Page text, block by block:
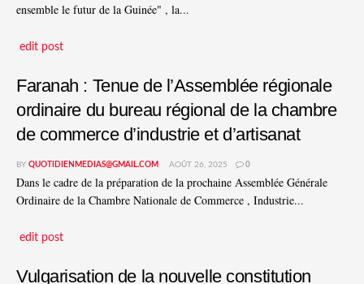
ensemble le futur de la Guinée" , la...
edit post
Faranah : Tenue de l’Assemblée régionale
ordinaire du bureau régional de la chambre
de commerce d’industrie et d’artisanat
BY QUOTIDIENMEDIAS@GMAIL.COM AOÛT 26, 2025 0
Dans le cadre de la préparation de la prochaine Assemblée Générale
Ordinaire de la Chambre Nationale de Commerce , Industrie...
edit post
Vulgarisation de la nouvelle constitution